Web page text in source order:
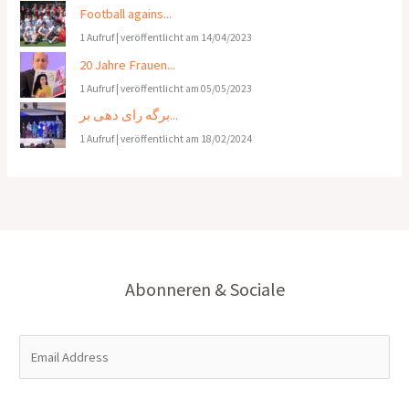
Football agains...
1 Aufruf|veröffentlicht am 14/04/2023
20 Jahre Frauen...
1 Aufruf|veröffentlicht am 05/05/2023
برگه رای دهی بر...
1 Aufruf|veröffentlicht am 18/02/2024
Abonneren & Sociale